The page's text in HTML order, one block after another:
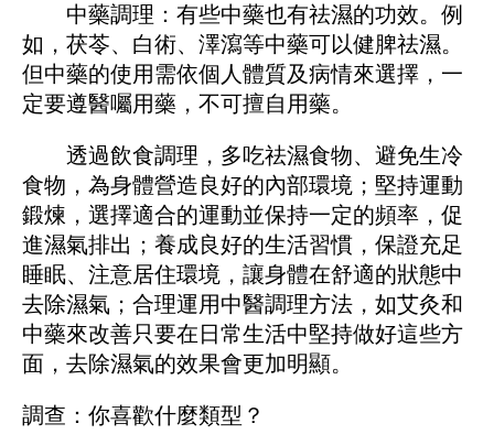
中藥調理：有些中藥也有祛濕的功效。例
如，茯苓、白術、澤瀉等中藥可以健脾祛濕。
但中藥的使用需依個人體質及病情來選擇，一
定要遵醫囑用藥，不可擅自用藥。
透過飲食調理，多吃祛濕食物、避免生冷
食物，為身體營造良好的內部環境；堅持運動
鍛煉，選擇適合的運動並保持一定的頻率，促
進濕氣排出；養成良好的生活習慣，保證充足
睡眠、注意居住環境，讓身體在舒適的狀態中
去除濕氣；合理運用中醫調理方法，如艾灸和
中藥來改善只要在日常生活中堅持做好這些方
面，去除濕氣的效果會更加明顯。
調查：你喜歡什麼類型？